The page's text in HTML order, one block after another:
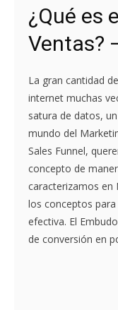
¿Qué es
Ventas?
La gran cantidad
internet muchas
satura de datos,
mundo del
Sales Funnel,
concepto de
caracterizamos en
los conceptos
efectiva. El
de conversión en